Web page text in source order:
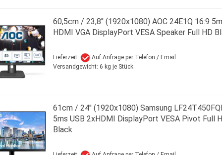
60,5cm / 23,8'' (1920x1080) AOC 24E1Q 16:9
HDMI VGA DisplayPort VESA Speaker Full HD
Lieferzeit:
Auf Anfrage per Telefon / Email
Versandgewicht: 6 kg je Stück
61cm / 24'' (1920x1080) Samsung
5ms USB 2xHDMI DisplayPort VESA Pivot Full
Black